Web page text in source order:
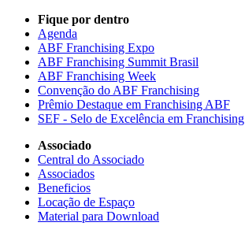
Fique por dentro
Agenda
ABF Franchising Expo
ABF Franchising Summit Brasil
ABF Franchising Week
Convenção do ABF Franchising
Prêmio Destaque em Franchising ABF
SEF - Selo de Excelência em Franchising
Associado
Central do Associado
Associados
Beneficios
Locação de Espaço
Material para Download